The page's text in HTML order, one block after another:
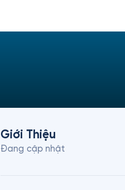
Giới Thiệu
Đang cập nhật